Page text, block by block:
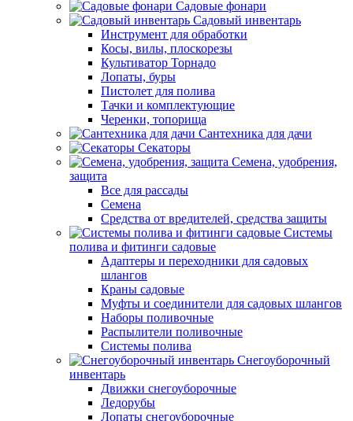
Садовые фонари
Садовый инвентарь
Инструмент для обработки
Косы, вилы, плоскорезы
Культиватор Торнадо
Лопаты, буры
Пистолет для полива
Тачки и комплектующие
Черенки, топорища
Сантехника для дачи
Секаторы
Семена, удобрения,
защита
Все для рассады
Семена
Средства от вредителей, средства защиты
Системы
полива и фитинги садовые
Адаптеры и переходники для садовых
шлангов
Краны садовые
Муфты и соединители для садовых шлангов
Наборы поливочные
Распылители поливочные
Системы полива
Снегоуборочный
инвентарь
Движки снегоуборочные
Ледорубы
Лопаты снегоуборочные